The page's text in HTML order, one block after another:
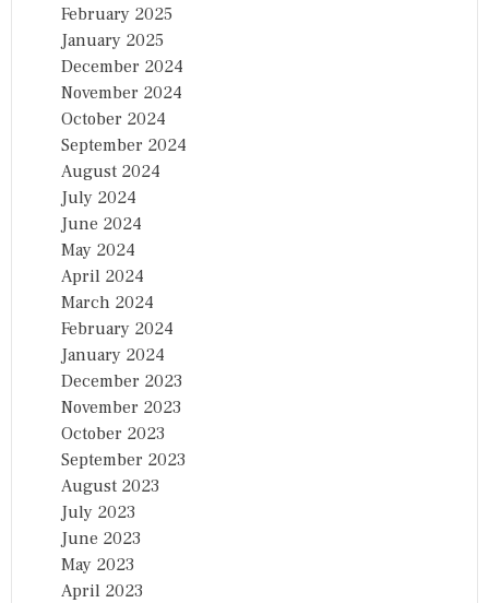
February 2025
January 2025
December 2024
November 2024
October 2024
September 2024
August 2024
July 2024
June 2024
May 2024
April 2024
March 2024
February 2024
January 2024
December 2023
November 2023
October 2023
September 2023
August 2023
July 2023
June 2023
May 2023
April 2023